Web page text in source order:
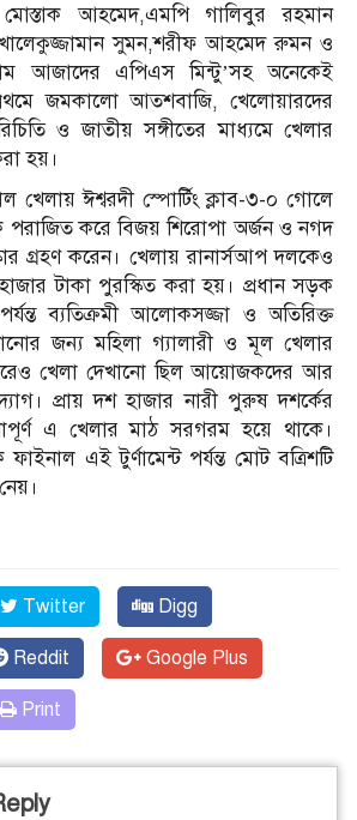
মোস্তাক আহমেদ,এমপি গালিবুর রহমান
সুমন,শরীফ আহমেদ রুমন ও
আজাদের এপিএস মিন্টু’সহ অনেকেই
জমকালো আতশবাজি, খেলোয়ারদের
ও জাতীয় সঙ্গীতের মাধ্যমে খেলার
হয়।
খেলায় ঈশ্বরদী স্পোর্টিং ক্লাব-৩-০ গোলে
পরাজিত করে বিজয় শিরোপা অর্জন ও নগদ
গ্রহণ করেন। খেলায় রানার্সআপ দলকেও
টাকা পুরস্কিত করা হয়। প্রধান সড়ক
ব্যতিক্রমী আলোকসজ্জা ও অতিরিক্ত
জন্য মহিলা গ্যালারী ও মূল খেলার
খেলা দেখানো ছিল আয়োজকদের আর
প্রায় দশ হাজার নারী পুরুষ দশর্কের
এ খেলার মাঠ সরগরম হয়ে থাকে।
এই টুর্ণামেন্ট পর্যন্ত মোট বত্রিশটি
Twitter Digg
Reddit Google Plus
Print